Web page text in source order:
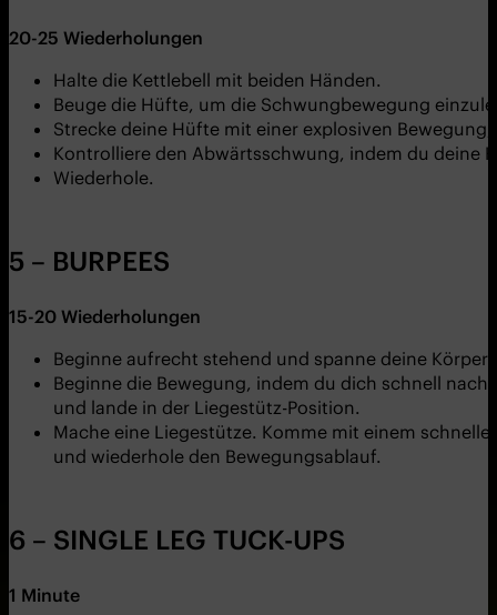
20-25 Wiederholungen
Halte die Kettlebell mit beiden Händen.
Beuge die Hüfte, um die Schwungbewegung
Strecke deine Hüfte mit einer explosiven
Kontrolliere den Abwärtsschwung, indem du deine
Wiederhole.
5 – BURPEES
15-20 Wiederholungen
Beginne aufrecht stehend und spanne deine
Beginne die Bewegung, indem du dich schnell
und lande in der Liegestütz-Position.
Mache eine Liegestütze. Komme mit einem
und wiederhole den Bewegungsablauf.
6 – SINGLE LEG TUCK-UPS
1 Minute